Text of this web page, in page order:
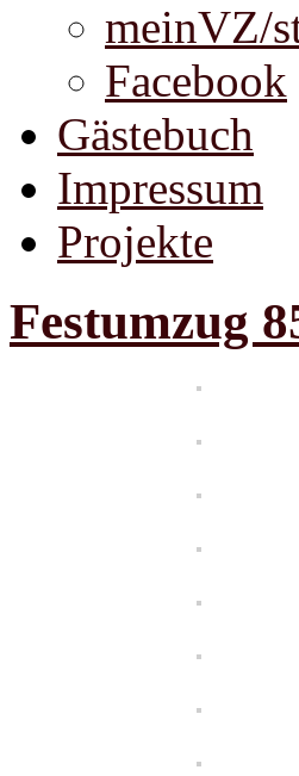
meinVZ/
Facebook
Gästebuch
Impressum
Projekte
Festumzug